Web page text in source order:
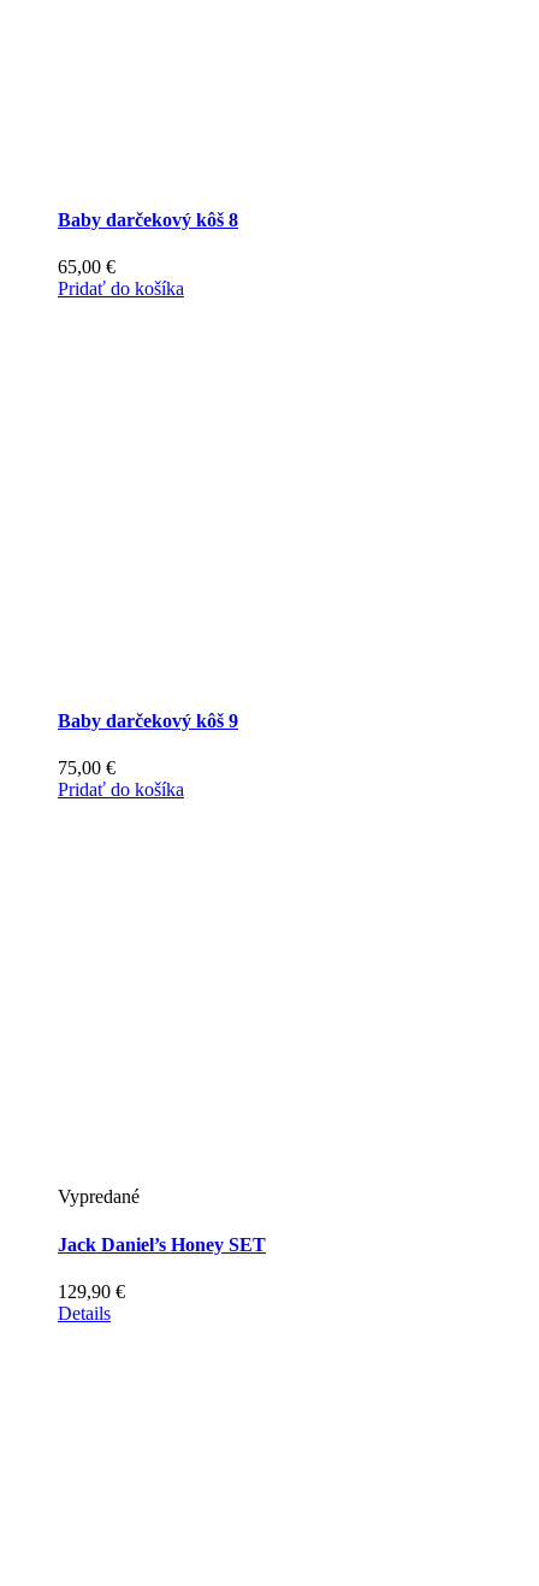
Baby darčekový kôš 8
65,00 €
Pridať do košíka
Baby darčekový kôš 9
75,00 €
Pridať do košíka
Vypredané
Jack Daniel’s Honey SET
129,90 €
Details